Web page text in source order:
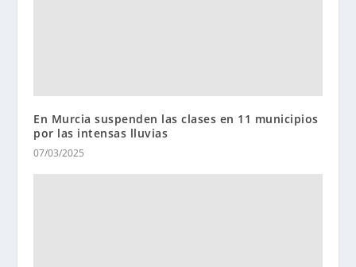
En Murcia suspenden las clases en 11 municipios
por las intensas lluvias
07/03/2025